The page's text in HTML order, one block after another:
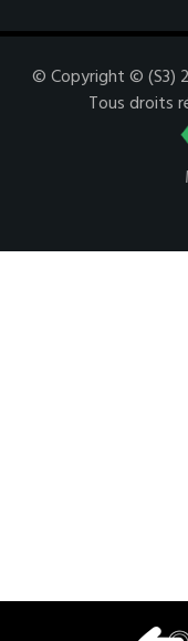
© Copyright © (S3)
Tous droits